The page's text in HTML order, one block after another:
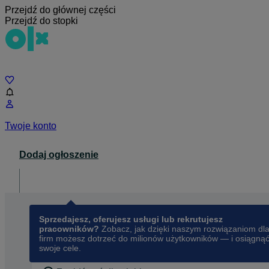
Przejdź do głównej części
Przejdź do stopki
Twoje konto
Dodaj ogłoszenie
Sprzedajesz, oferujesz usługi lub rekrutujesz
pracowników? Zobacz, jak dzięki naszym rozwiązaniom dla
firm możesz dotrzeć do milionów użytkowników — i osiągnąć
swoje cele.